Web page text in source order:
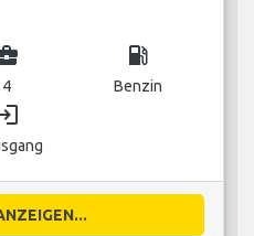
4
local_gas_station
Benzin